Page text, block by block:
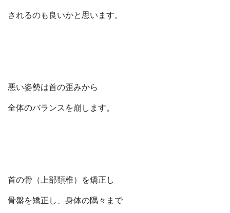
されるのも良いかと思います。
悪い姿勢は首の歪みから
全体のバランスを崩します。
首の骨（上部頚椎）を矯正し
骨盤を矯正し、身体の隅々まで